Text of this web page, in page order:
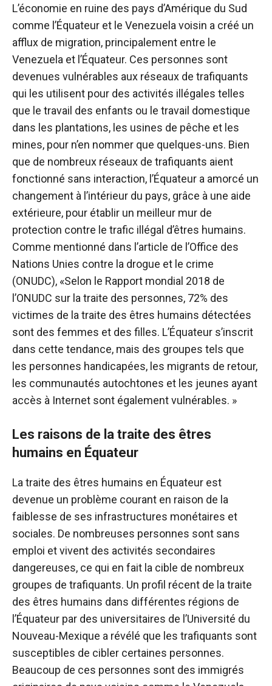
L’économie en ruine des pays d’Amérique du Sud
comme l’Équateur et le Venezuela voisin a créé un
afflux de migration, principalement entre le
Venezuela et l’Équateur. Ces personnes sont
devenues vulnérables aux réseaux de trafiquants
qui les utilisent pour des activités illégales telles
que le travail des enfants ou le travail domestique
dans les plantations, les usines de pêche et les
mines, pour n’en nommer que quelques-uns. Bien
que de nombreux réseaux de trafiquants aient
fonctionné sans interaction, l’Équateur a amorcé un
changement à l’intérieur du pays, grâce à une aide
extérieure, pour établir un meilleur mur de
protection contre le trafic illégal d’êtres humains.
Comme mentionné dans l’article de l’Office des
Nations Unies contre la drogue et le crime
(ONUDC), «Selon le Rapport mondial 2018 de
l’ONUDC sur la traite des personnes, 72% des
victimes de la traite des êtres humains détectées
sont des femmes et des filles. L’Équateur s’inscrit
dans cette tendance, mais des groupes tels que
les personnes handicapées, les migrants de retour,
les communautés autochtones et les jeunes ayant
accès à Internet sont également vulnérables. »
Les raisons de la traite des êtres
humains en Équateur
La traite des êtres humains en Équateur est
devenue un problème courant en raison de la
faiblesse de ses infrastructures monétaires et
sociales. De nombreuses personnes sont sans
emploi et vivent des activités secondaires
dangereuses, ce qui en fait la cible de nombreux
groupes de trafiquants. Un profil récent de la traite
des êtres humains dans différentes régions de
l’Équateur par des universitaires de l’Université du
Nouveau-Mexique a révélé que les trafiquants sont
susceptibles de cibler certaines personnes.
Beaucoup de ces personnes sont des immigrés